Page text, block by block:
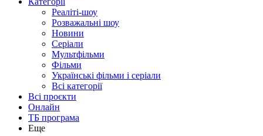
Реаліті-шоу
Розважальні шоу
Новини
Серіали
Мультфільми
Фільми
Українські фільми і серіали
Всі категорії
Всі проєкти
Онлайн
ТБ програма
Еще